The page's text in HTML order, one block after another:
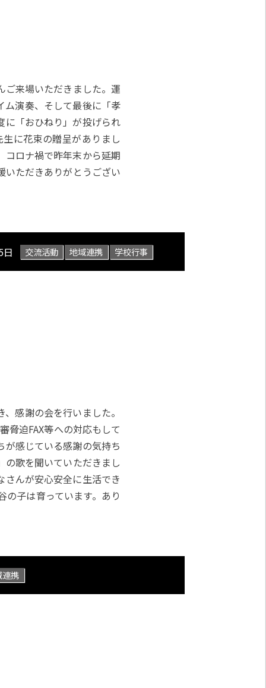
ご来場いただきました。運
ム演奏、そして最後に「孝
に「おひねり」が投げられ
に花束の贈呈がありまし
コロナ禍で昨年末から延期
いただきありがとうござい
日 交流活動 地域連携 学校行事
感謝の会を行いました。
脅迫FAX等への対応もして
感じている感謝の気持ち
歌を聞いていただきまし
んが安心安全に生活でき
子は育っています。あり
連携